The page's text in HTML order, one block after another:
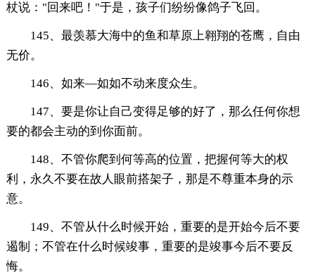
杖说："回来吧！"于是，孩子们纷纷像鸽子飞回。
145、最羡慕大海中的鱼和草原上翱翔的苍鹰，自由
无价。
146、如来—如如不动来度众生。
147、要是你让自己变得足够的好了，那么任何你想
要的都会主动的到你面前。
148、不管你爬到何等高的位置，把握何等大的权
利，永久不要在故人眼前搭架子，那是不尊重本身的示
意。
149、不管从什么时候开始，重要的是开始今后不要
遏制；不管在什么时候竣事，重要的是竣事今后不要反
悔。